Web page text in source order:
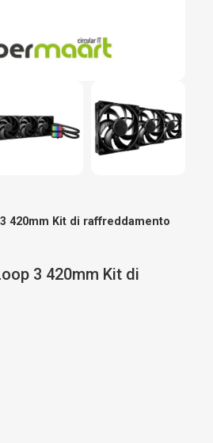
420mm Kit di raffreddamento
3 420mm Kit di